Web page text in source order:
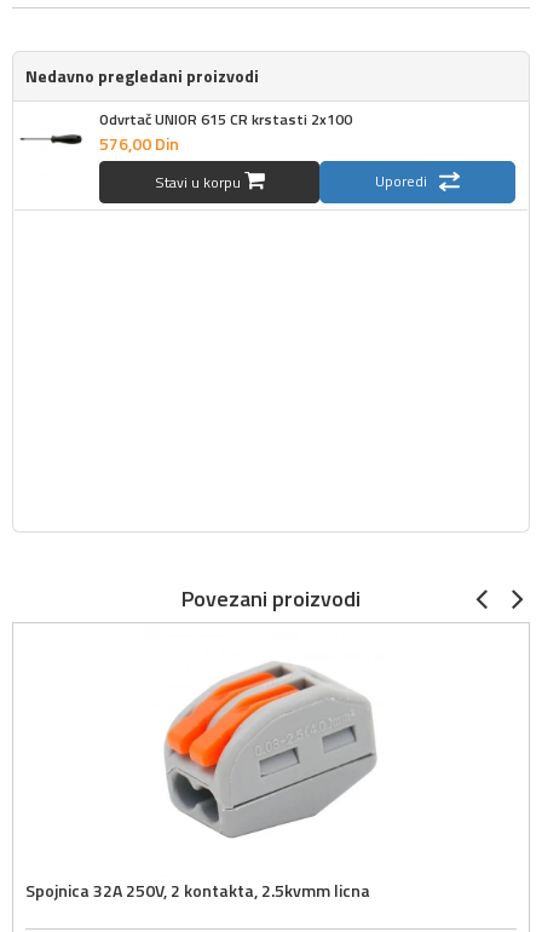
Nedavno pregledani proizvodi
Odvrtač UNIOR 615 CR krstasti 2x100
576,00Din
Stavi u korpu Uporedi
Povezani proizvodi
Spojnica 32A 250V, 2 kontakta, 2.5kvmm licna